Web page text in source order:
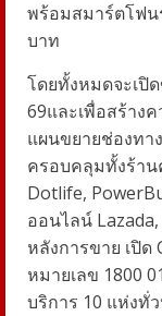
พร้อมสมาร์ตโฟน
บาท
โดยทั้งหมดจะเปิ
69และเพื่อสร้าง
แผนขยายช่องทา
ครอบคลุมทั้งร้าน
Dotlife,
ออนไลน์
หลังการขาย เปิด
หมายเลข 1800
บริการ 10 แห่งทั่